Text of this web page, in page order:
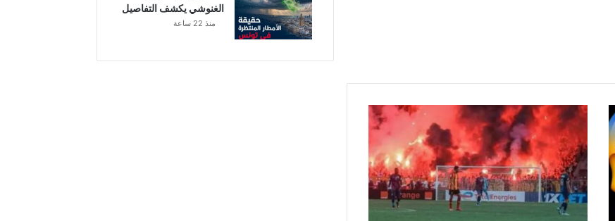
تقرير
مفاجأة
عن
عقوبات
الترجي
قبل
مواجهة
الغنوشي يكشف التفاصيل
منذ 22 ساعة